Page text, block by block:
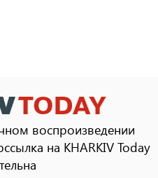
воспроизведении
на KHARKIV Today